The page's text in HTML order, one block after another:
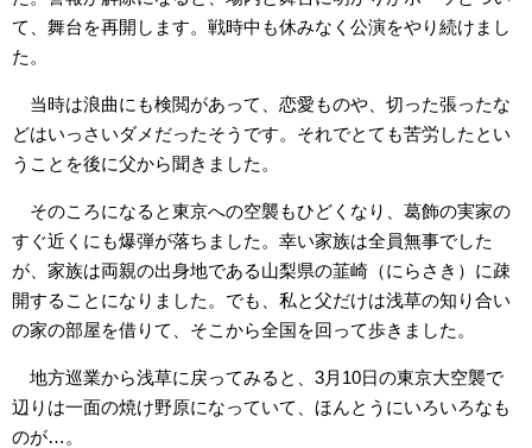
て、舞台を再開します。戦時中も休みなく公演をやり続けまし
た。
当時は浪曲にも検閲があって、恋愛ものや、切った張ったな
どはいっさいダメだったそうです。それでとても苦労したとい
うことを後に父から聞きました。
そのころになると東京への空襲もひどくなり、葛飾の実家の
すぐ近くにも爆弾が落ちました。幸い家族は全員無事でした
が、家族は両親の出身地である山梨県の韮崎（にらさき）に疎
開することになりました。でも、私と父だけは浅草の知り合い
の家の部屋を借りて、そこから全国を回って歩きました。
地方巡業から浅草に戻ってみると、3月10日の東京大空襲で
辺りは一面の焼け野原になっていて、ほんとうにいろいろなも
のが…。